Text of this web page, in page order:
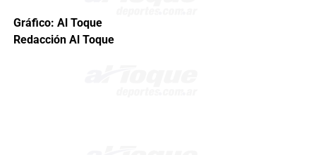
Gráfico: Al Toque
Redacción Al Toque